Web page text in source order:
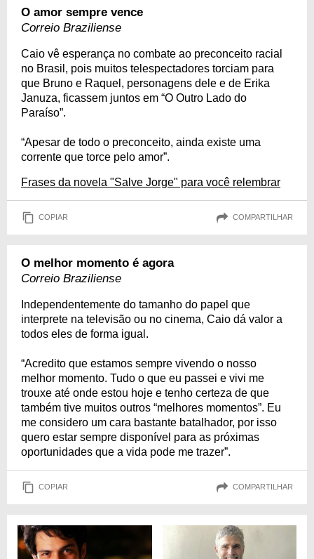
O amor sempre vence
Correio Braziliense
Caio vê esperança no combate ao preconceito racial
no Brasil, pois muitos telespectadores torciam para
que Bruno e Raquel, personagens dele e de Erika
Januza, ficassem juntos em “O Outro Lado do
Paraíso”.
“Apesar de todo o preconceito, ainda existe uma
corrente que torce pelo amor”.
Frases da novela "Salve Jorge" para você relembrar
COPIAR COMPARTILHAR
O melhor momento é agora
Correio Braziliense
Independentemente do tamanho do papel que
interprete na televisão ou no cinema, Caio dá valor a
todos eles de forma igual.
“Acredito que estamos sempre vivendo o nosso
melhor momento. Tudo o que eu passei e vivi me
trouxe até onde estou hoje e tenho certeza de que
também tive muitos outros “melhores momentos”. Eu
me considero um cara bastante batalhador, por isso
quero estar sempre disponível para as próximas
oportunidades que a vida pode me trazer”.
COPIAR COMPARTILHAR